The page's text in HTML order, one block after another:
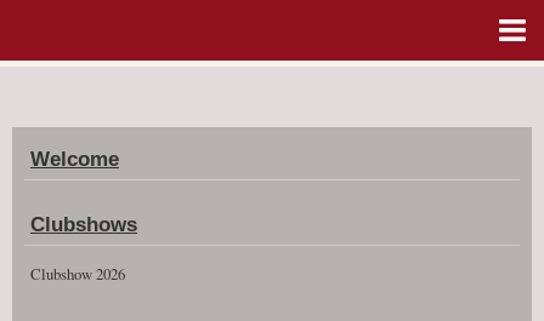
Album photos
Agenda
Guestbook
News
Welcome
Clubshows
Clubshow 2026